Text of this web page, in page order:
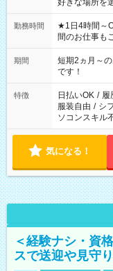
好きな場所を
勤務時間
★1日4時間～
間のお仕事も
家庭の都合で
※週最低15時
期間
短期2ヵ月～
です！
特徴 日払いOK / 履
服装自由 / シ
ソコンスキル
気になる！
＜経験ナシ・資
スで送迎や見守